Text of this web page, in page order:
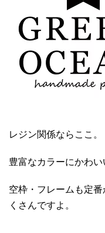
レジン関係ならここ。
豊富なカラーにかわい
空枠・フレームも定
くさんですよ。